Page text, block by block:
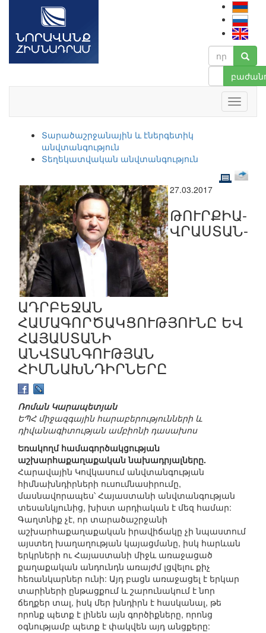
Տարածաշրջանային և էներգետիկ
անվտանգություն
Տեղեկատվական անվտանգություն
27.03.2017
ԹՈՒՐՔԻԱ-
ՎՐԱՍՏԱՆ-
ԱԴՐԲԵՋԱՆ
ՀԱՄԱԳՈՐԾԱԿՑՈՒԹՅՈՒՆԸ ԵՎ
ՀԱՅԱՍՏԱՆԻ
ԱՆՎՏԱՆԳՈՒԹՅԱՆ
ՀԻՄՆԱԽՆԴԻՐՆԵՐԸ
Ռոման Կարապետյան
ԵՊՀ միջազգային հարաբերությունների և
դիվանագիտության ամբիոնի դասախոս
Եռակողմ համագործակցության
աշխարհաքաղաքական նախադրյալները.
Հարավային Կովկասում անվտանգության
հիմնախնդիրների ուսումնասիրումը,
մասնավորապես՝ Հայաստանի անվտանգության
տեսանկյունից, խիստ արդիական է մեզ համար:
Գաղտնիք չէ, որ տարածաշրջանի
աշխարհաքաղաքական իրավիճակը չի նպաստում
այստեղ խաղաղության կայացմանը, իսկ հարևան
երկրների ու Հայաստանի միջև առաջացած
քաղաքական անդունդն առայժմ լցվելու քիչ
հեռանկարներ ունի: Այդ բացն առաջացել է երկար
տարիների ընթացքում և շարունակում է նոր
ճեղքեր տալ, իսկ մեր խնդիրն է հասկանալ, թե
որոնք պետք է լինեն այն գործիքները, որոնց
օգնությամբ պետք է փակվեն այդ անցքերը: